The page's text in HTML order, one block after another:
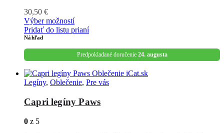
30,50 €
Výber možností
Pridať do listu prianí
Náhľad
Predpokladané doručenie 24. augusta
Legíny, Oblečenie, Pre vás
Capri legíny Paws
0 z 5